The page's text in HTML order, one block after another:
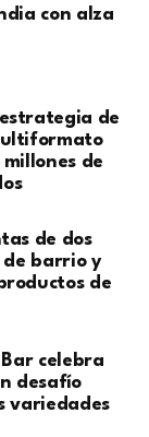
con alza
de
de
de dos
de barrio y
de
Bar celebra
desafío
variedades